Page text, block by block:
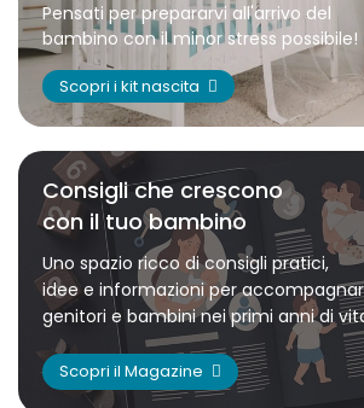
Pensati per prepararvi all'arrivo del
bambino con il minor stress possibile!
Scopri i kit nascita
Consigli che crescono
con il tuo bambino
Uno spazio ricco di consigli pratici,
idee e informazioni per
genitori e bambini nei primi anni di
Scopri il Magazine